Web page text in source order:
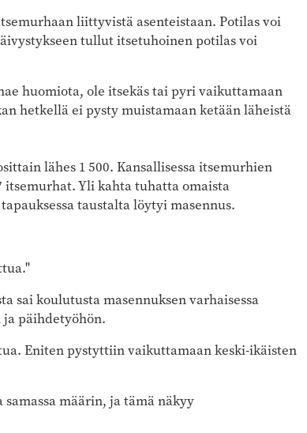
liittyvistä asenteistaan. Potilas voi
tullut itsetuhoinen potilas voi
huomiota, ole itsekäs tai pyri vaikuttamaan
hetkellä ei pysty muistamaan ketään läheistä
lähes 1 500. Kansallisessa itsemurhien
Yli kahta tuhatta omaista
taustalta löytyi masennus.
sai koulutusta masennuksen varhaisessa
päihdetyöhön.
Eniten pystyttiin vaikuttamaan keski-ikäisten
määrin, ja tämä näkyy